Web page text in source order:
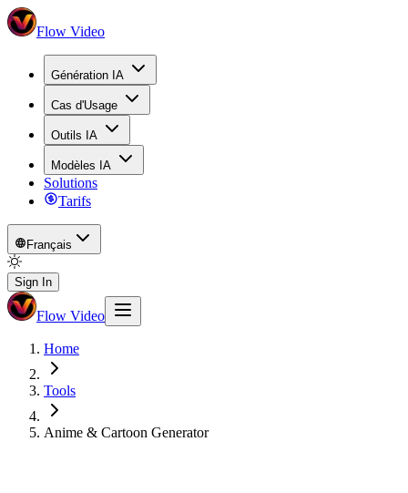
Flow Video
Génération IA
Cas d'Usage
Outils IA
Modèles IA
Solutions
Tarifs
Français
Sign In
Flow Video
Home
Tools
Anime & Cartoon Generator